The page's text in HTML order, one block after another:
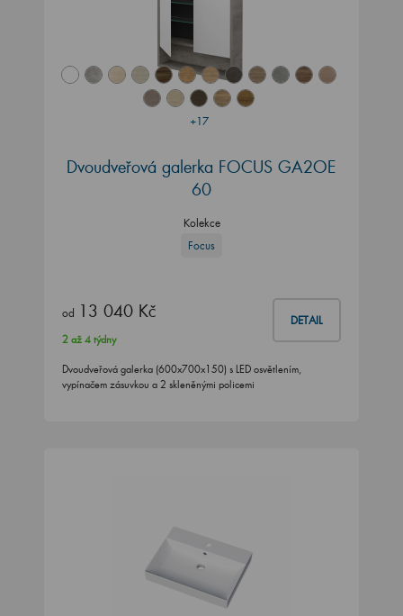
+17
Dvoudveřová galerka FOCUS GA2OE
60
Kolekce
Focus
od 13 040 Kč DETAIL
2 až 4 týdny
Dvoudveřová galerka (600x700x150) s LED osvětlením,
vypínačem zásuvkou a 2 skleněnými policemi